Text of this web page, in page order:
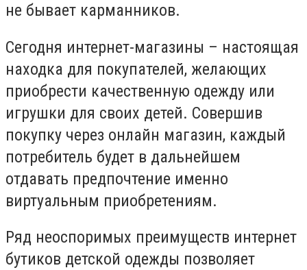
не бывает карманников.
Сегодня интернет-магазины – настоящая
находка для покупателей, желающих
приобрести качественную одежду или
игрушки для своих детей. Совершив
покупку через онлайн магазин, каждый
потребитель будет в дальнейшем
отдавать предпочтение именно
виртуальным приобретениям.
Ряд неоспоримых преимуществ интернет
бутиков детской одежды позволяет